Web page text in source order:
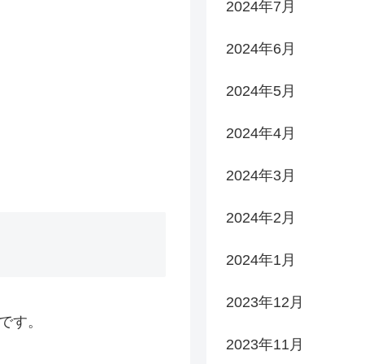
す。
2024年7月
2024年6月
2024年5月
2024年4月
2024年3月
2024年2月
2024年1月
2023年12月
2023年11月